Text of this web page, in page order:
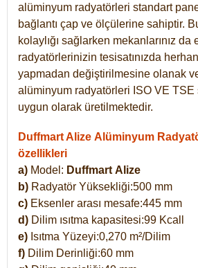
alüminyum radyatörleri standart
bağlantı çap ve ölçülerine sahiptir.
kolaylığı sağlarken mekanlarınız da
radyatörlerinizin tesisatınızda
yapmadan değiştirilmesine olanak
alüminyum radyatörleri ISO VE TSE
uygun olarak üretilmektedir.
Duffmart Alize Alüminyum
özellikleri
a) Model: Duffmart Alize
b) Radyatör Yüksekliği:500 mm
c) Eksenler arası mesafe:445 mm
d) Dilim ısıtma kapasitesi:99 Kcall
e) Isıtma Yüzeyi:0,270 m²/Dilim
f) Dilim Derinliği:60 mm